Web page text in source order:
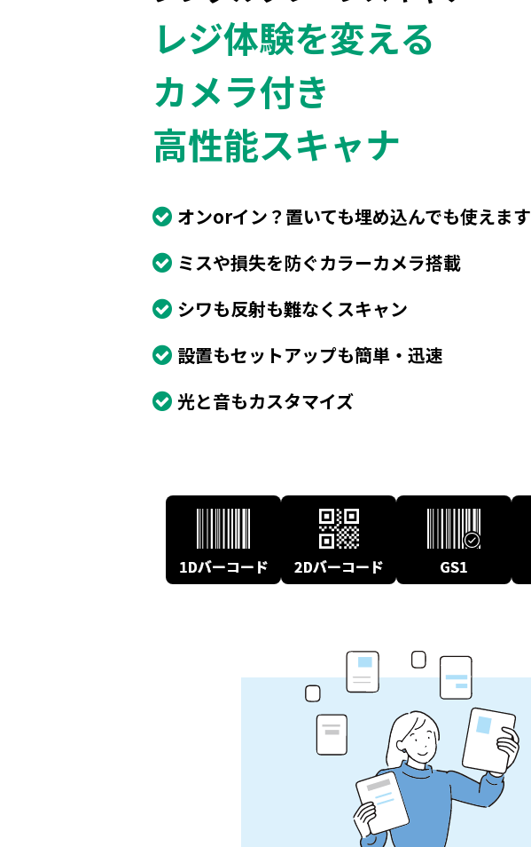
レジ体験を変える
カメラ付き
高性能スキャナ
オンorイン？置いても埋め込んでも使えます
ミスや損失を防ぐカラーカメラ搭載
シワも反射も難なくスキャン
設置もセットアップも簡単・迅速
光と音もカスタマイズ